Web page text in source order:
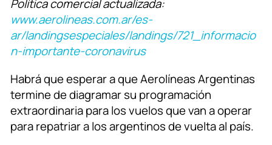
Política comercial actualizada:
www.aerolineas.com.ar/es-
ar/landingsespeciales/landings/721_informacio
n-importante-coronavirus
Habrá que esperar a que Aerolíneas Argentinas
termine de diagramar su programación
extraordinaria para los vuelos que van a operar
para repatriar a los argentinos de vuelta al país.